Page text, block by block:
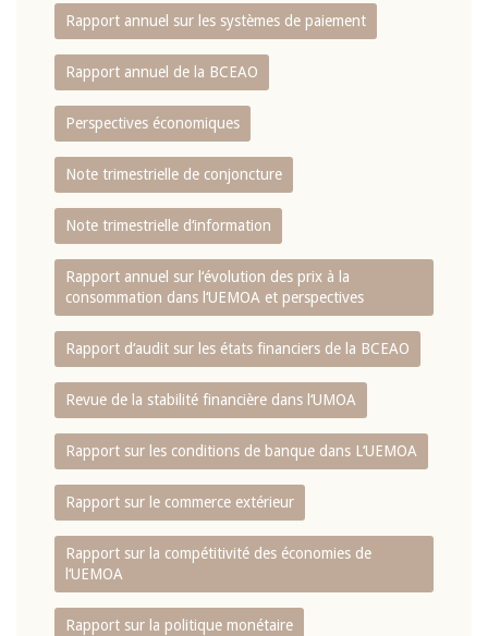
Rapport annuel sur les systèmes de paiement
Rapport annuel de la BCEAO
Perspectives économiques
Note trimestrielle de conjoncture
Note trimestrielle d‘information
Rapport annuel sur l‘évolution des prix à la
consommation dans l‘UEMOA et perspectives
Rapport d‘audit sur les états financiers de la BCEAO
Revue de la stabilité financière dans l‘UMOA
Rapport sur les conditions de banque dans L‘UEMOA
Rapport sur le commerce extérieur
Rapport sur la compétitivité des économies de
l‘UEMOA
Rapport sur la politique monétaire